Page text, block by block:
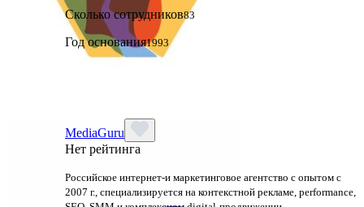
Сколько сотрудников83
Год основания1993
MediaGuru
Нет рейтинга
Российское интернет-и маркетинговое агентство с опытом с
2007 г., специализируется на контекстной рекламе, performance,